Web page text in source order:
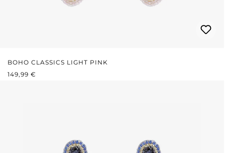
BOHO CLASSICS LIGHT PINK
PRIX RÉGULIER :
149,99 €